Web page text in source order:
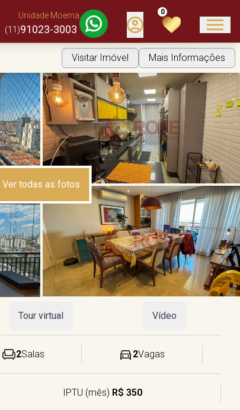
Unidade Moema
(11)91023-3003
0
Visitar Imóvel Mais Informações
Ver todas as fotos
Tour virtual Vídeo
2Salas 2Vagas
IPTU (mês) R$ 350